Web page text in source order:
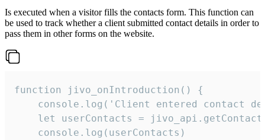
Is executed when a visitor fills the contacts form. This function can
be used to track whether a client submitted contact details in order to
pass them in other forms on the website.
function jivo_onIntroduction() {
console.log('Client entered contact
let userContacts =
    console.log(userContacts)